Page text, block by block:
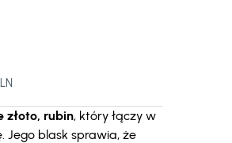
złoto, rubin, który łączy w
Jego blask sprawia, że